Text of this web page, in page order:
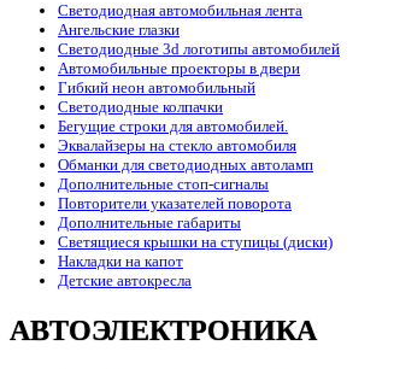
Светодиодная автомобильная лента
Ангельские глазки
Светодиодные 3d логотипы автомобилей
Автомобильные проекторы в двери
Гибкий неон автомобильный
Светодиодные колпачки
Бегущие строки для автомобилей.
Эквалайзеры на стекло автомобиля
Обманки для светодиодных автоламп
Дополнительные стоп-сигналы
Повторители указателей поворота
Дополнительные габариты
Светящиеся крышки на ступицы (диски)
Накладки на капот
Детские автокресла
АВТОЭЛЕКТРОНИКА